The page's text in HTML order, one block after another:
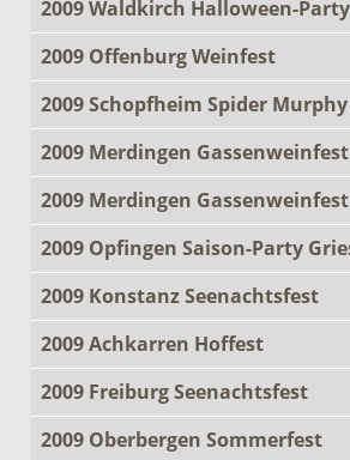
2009 Waldkirch Halloween-Party
2009 Offenburg Weinfest
2009 Schopfheim Spider
2009 Merdingen
2009 Merdingen Gassenweinfest
2009 Opfingen Saison-Party
2009 Konstanz Seenachtsfest
2009 Achkarren Hoffest
2009 Freiburg Seenachtsfest
2009 Oberbergen Sommerfest